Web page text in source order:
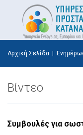
Αρχική Σελίδα
Βίντεο
Συμβουλές για